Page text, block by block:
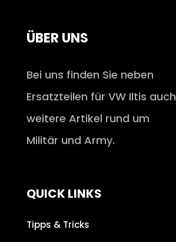
ÜBER UNS
Bei uns finden Sie neben
Ersatzteilen für VW Iltis auch
weitere Artikel rund um
Militär und Army.
QUICK LINKS
Tipps & Tricks